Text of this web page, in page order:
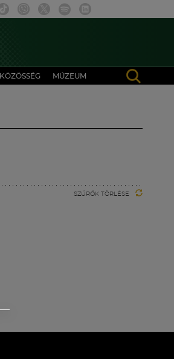
KÖZÖSSÉG MÚZEUM
SZŰRŐK TÖRLÉSE